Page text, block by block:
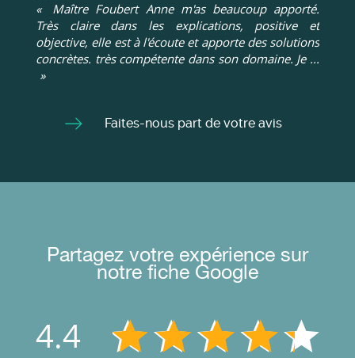
Maître Foubert Anne m'as beaucoup apporté.
Très claire dans les explications, positive et
objective, elle est à l'écoute et apporte des solutions
concrètes. très compétente dans son domaine. Je ...
Faites-nous part de votre avis
Partagez votre expérience sur
notre fiche Google
4.4